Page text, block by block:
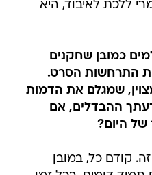
ללכת לאיבוד, היא
כמובן שחקנים
התרחשות הסרט.
שמגלם את הדמות
ההבדלים, אם
של היום?
קודם כל, במובן